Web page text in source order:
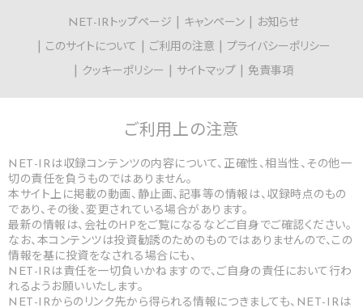
NET-IRトップページ キャンペーン
お知らせ
このサイトについて
ご利用の注意
プライバシーポリシー
クッキーポリシー
サイトマップ 免責事項
ご利用上の注意
NET-IRは収録コンテンツの内容について、正確性、相当性、その他一
切の責任を負うものではありません。
本サイト上に掲載の動画、静止画、記事等の情報は、収録時点のもの
であり、その後、変更されている場合があります。
最新の情報は、会社のHPをご覧になるなどご自身でご確認ください。
なお、本コンテンツは投資勧誘のためのものではありませんので、この
情報を基に投資をなされる場合にも、
NET-IRは責任を一切負いかねますので、ご自身の責任において行わ
れるようお願いいたします。
NET-IRからのリンク先から得られる情報につきましても、NET-IRは